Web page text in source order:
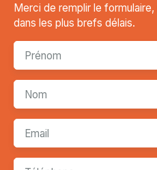
Merci de remplir le
dans les plus brefs délais.
Prénom
Nom
Email